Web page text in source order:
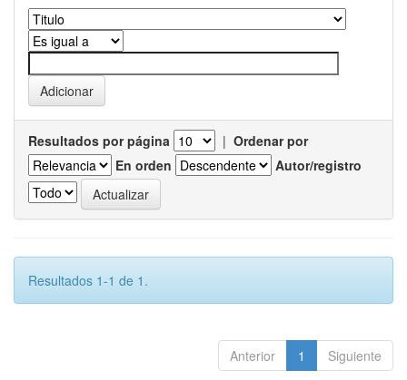
Resultados por página | Ordenar por
En orden
Autor/registro
Resultados 1-1 de 1.
Anterior 1 Siguiente